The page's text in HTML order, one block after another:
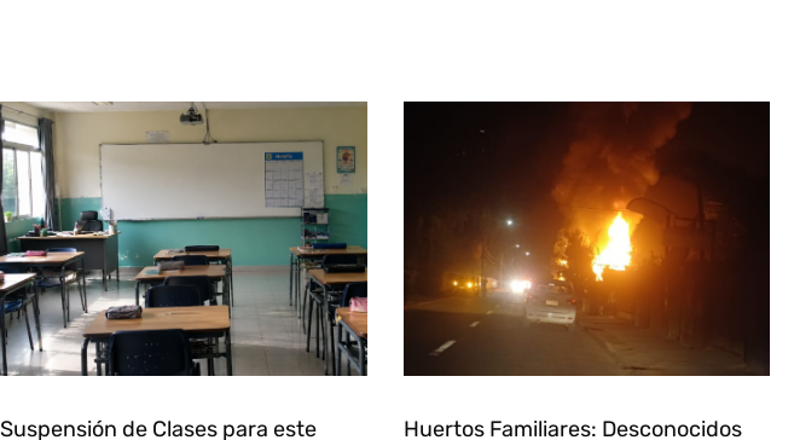
Suspensión de Clases para este Huertos Familiares: Desconocidos